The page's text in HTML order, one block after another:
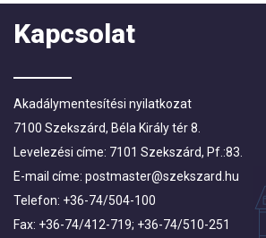
Kapcsolat
Akadálymentesítési nyilatkozat
7100 Szekszárd, Béla Király tér 8.
Levelezési címe: 7101 Szekszárd, Pf.:83.
E-mail címe: postmaster@szekszard.hu
Telefon: +36-74/504-100
Fax: +36-74/412-719; +36-74/510-251